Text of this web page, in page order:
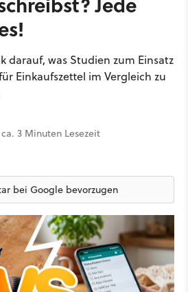
darauf, was Studien zum Einsatz
Einkaufszettel im Vergleich zu
ca. 3 Minuten Lesezeit
bei Google bevorzugen